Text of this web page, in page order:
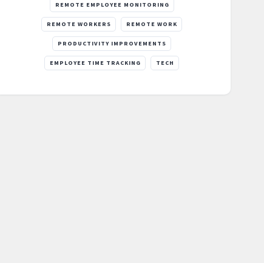
REMOTE EMPLOYEE MONITORING
REMOTE WORKERS REMOTE WORK
PRODUCTIVITY IMPROVEMENTS
EMPLOYEE TIME TRACKING TECH